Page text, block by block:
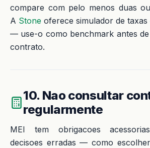
compare com pelo menos duas
A Stone oferece simulador de taxas
— use-o como benchmark antes
contrato.
10. Nao consultar
regularmente
MEI tem obrigacoes
decisoes erradas — como